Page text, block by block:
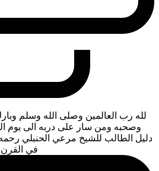
لله رب العالمين وصلى الله وسلم
وصحبه ومن سار على دربه الى يوم
دليل الطالب للشيخ مرعي الحنبلي رحمه
في